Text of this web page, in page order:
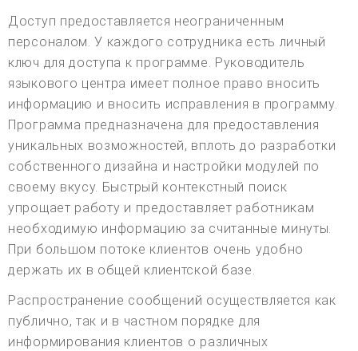
Доступ предоставляется неограниченным
персоналом. У каждого сотрудника есть личный
ключ для доступа к программе. Руководитель
языкового центра имеет полное право вносить
информацию и вносить исправления в программу.
Программа предназначена для предоставления
уникальных возможностей, вплоть до разработки
собственного дизайна и настройки модулей по
своему вкусу. Быстрый контекстный поиск
упрощает работу и предоставляет работникам
необходимую информацию за считанные минуты.
При большом потоке клиентов очень удобно
держать их в общей клиентской базе.
Распространение сообщений осуществляется как
публично, так и в частном порядке для
информирования клиентов о различных